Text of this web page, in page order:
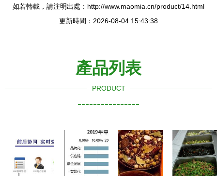
如若轉載，請注明出處：http://www.maomia.cn/product/14.html
更新時間：2026-08-04 15:43:38
產品列表
PRODUCT
----------------